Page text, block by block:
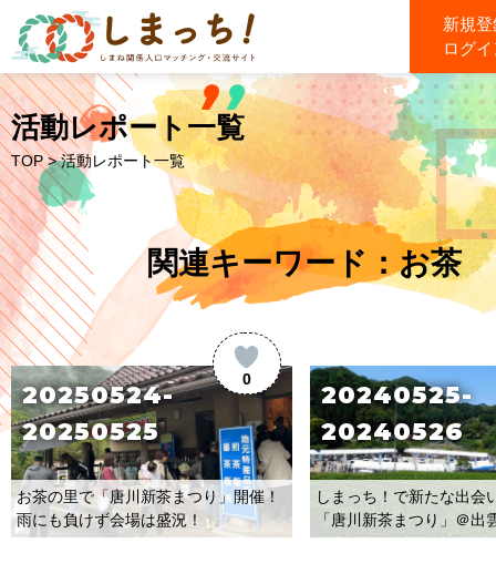
新規
ログ
活動レポート一覧
TOP > 活動レポート一覧
関連キーワード：お茶
0
20250524-
20250525
お茶の里で「唐川新茶まつり」開催！
雨にも負けず会場は盛況！
20240525-
20240526
しまっち！で新たな出会
「唐川新茶まつり」＠出